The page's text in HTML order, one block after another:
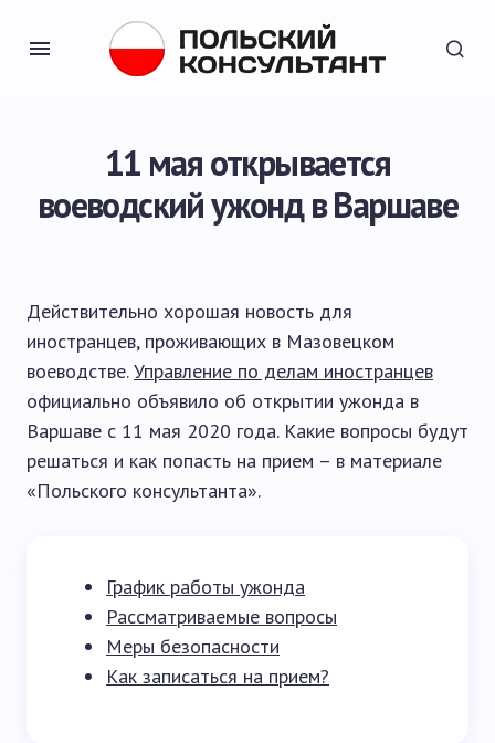
11 мая открывается
воеводский ужонд в Варшаве
Действительно хорошая новость для
иностранцев, проживающих в Мазовецком
воеводстве.Управление по делам иностранцев
официально объявило об открытии ужонда в
Варшаве с 11 мая 2020 года. Какие вопросы будут
решаться и как попасть на прием – в материале
«Польского консультанта».
График работы ужонда
Рассматриваемые вопросы
Меры безопасности
Как записаться на прием?